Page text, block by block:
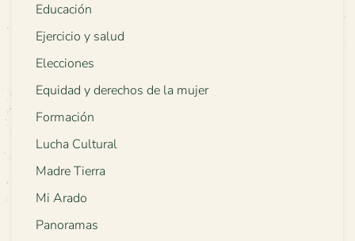
Educación
Ejercicio y salud
Elecciones
Equidad y derechos de la mujer
Formación
Lucha Cultural
Madre Tierra
Mi Arado
Panoramas